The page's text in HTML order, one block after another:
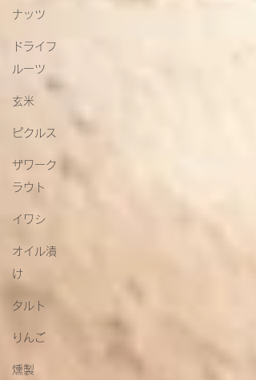
ナッツ
ドライフ
ルーツ
玄米
ピクルス
ザワーク
ラウト
イワシ
オイル漬
け
タルト
りんご
燻製